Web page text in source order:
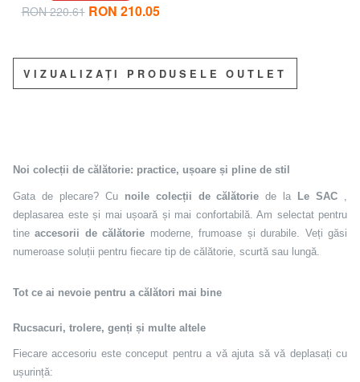
RON 220.61 RON 210.05
VIZUALIZAȚI PRODUSELE OUTLET
Noi colecții de călătorie: practice, ușoare și pline de stil
Gata de plecare? Cu noile colecții de călătorie de la Le SAC ,
deplasarea este și mai ușoară și mai confortabilă. Am selectat pentru
tineaccesorii de călătorie moderne, frumoase și durabile. Veți găsi
numeroase soluții pentru fiecare tip de călătorie, scurtă sau lungă.
Tot ce ai nevoie pentru a călători mai bine
Rucsacuri, trolere, genți și multe altele
Fiecare accesoriu este conceput pentru a vă ajuta să vă deplasați cu
ușurință: